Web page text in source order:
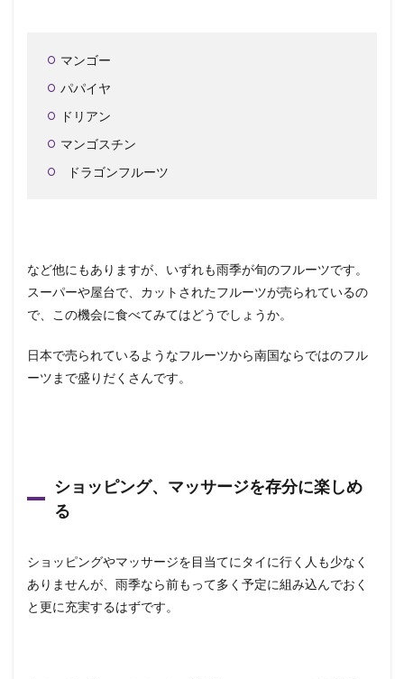
マンゴー
パパイヤ
ドリアン
マンゴスチン
ドラゴンフルーツ
など他にもありますが、いずれも雨季が旬のフルーツです。
スーパーや屋台で、カットされたフルーツが売られているの
で、この機会に食べてみてはどうでしょうか。
日本で売られているようなフルーツから南国ならではのフル
ーツまで盛りだくさんです。
ショッピング、マッサージを存分に楽しめ
る
ショッピングやマッサージを目当てにタイに行く人も少なく
ありませんが、雨季なら前もって多く予定に組み込んでおく
と更に充実するはずです。